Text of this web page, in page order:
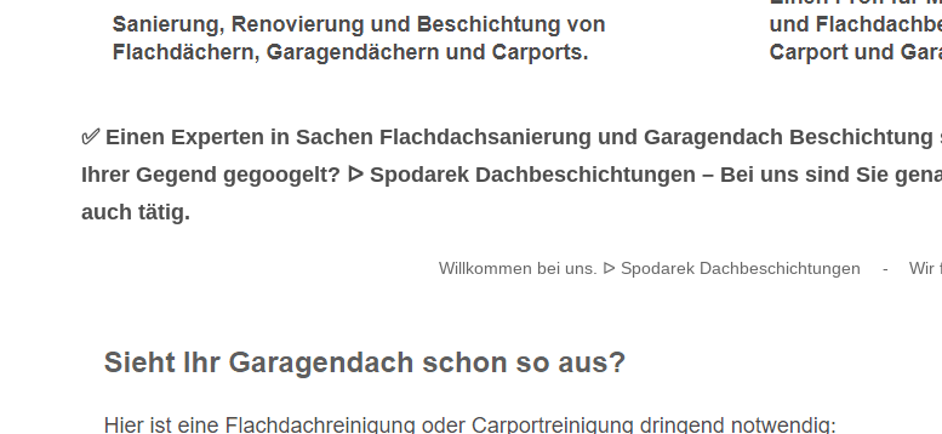
✅ Einen Experten in Sachen Flachdachsanierung und Garagendach
Ihrer Gegend gegoogelt? ᐅ Spodarek Dachbeschichtungen – Bei uns sind Sie
auch tätig.
Willkommen bei uns. ᐅ Spodarek Dachbeschichtungen - Wir